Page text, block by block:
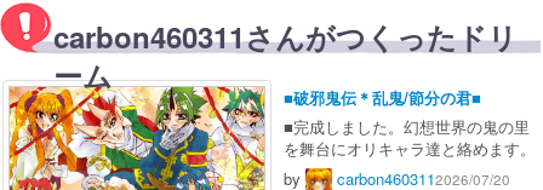
carbon460311さんがつくったドリ
ーム
■破邪鬼伝＊乱鬼/節分の君■
■完成しました。幻想世界の鬼の里
を舞台にオリキャラ達と絡めます。
by
carbon4603112026/07/20